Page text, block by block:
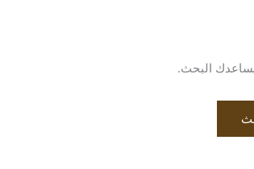
يساعدك البحث.